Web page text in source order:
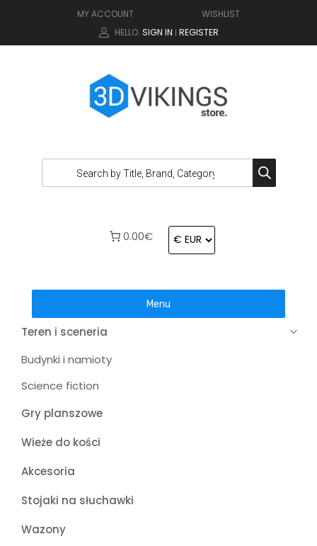
MY ACCOUNT
WISHLIST
HELLO. SIGN IN | REGISTER
0.00€
Menu
Teren i sceneria
Budynki i namioty
Science fiction
Gry planszowe
Wieże do kości
Akcesoria
Stojaki na słuchawki
Wazony